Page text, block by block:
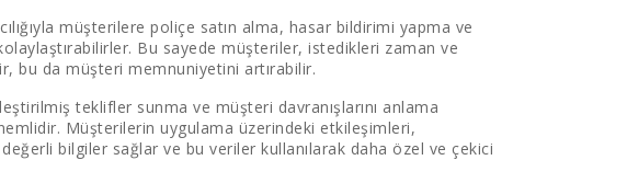
müşterilere poliçe satın alma, hasar bildirimi yapma ve
Bu sayede müşteriler, istedikleri zaman ve
bu da müşteri memnuniyetini artırabilir.
teklifler sunma ve müşteri davranışlarını anlama
Müşterilerin uygulama üzerindeki etkileşimleri,
bilgiler sağlar ve bu veriler kullanılarak daha özel ve çekici